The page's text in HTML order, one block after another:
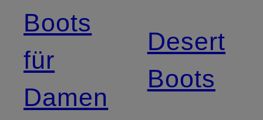
Boots
für
Damen
Desert
Boots